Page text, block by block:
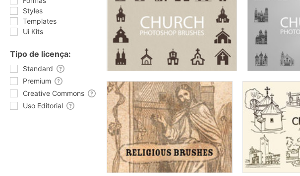
Styles
Templates
Ui Kits
Tipo de licença:
Standard
Premium
Creative Commons
Uso Editorial